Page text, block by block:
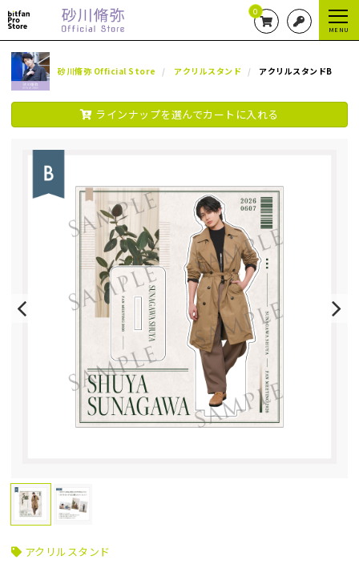
0
MENU
砂川脩弥 Official Store アクリルスタンド アクリルスタンドB
ラインナップを選んでカートに入れる
アクリルスタンド